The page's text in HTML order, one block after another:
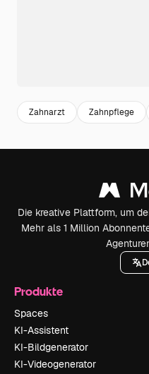
Zahnarzt Zahnpflege
Die kreative Plattform, um
Mehr als 1 Million
Produkte
Spaces
KI-Assistent
KI-Bildgenerator
KI-Videogenerator